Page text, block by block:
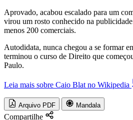
Aprovado, acabou escalado para um
virou um rosto conhecido na
menos 200 comerciais.
Autodidata, nunca chegou a se formar
terminou o curso de Direito que
Paulo.
Leia mais sobre Caio Blat no Wikipedia
Arquivo PDF Mandala
Compartilhe